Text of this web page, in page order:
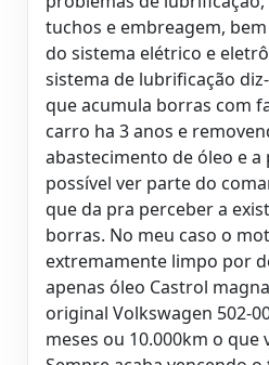
tuchos e embreagem,
do sistema elétrico e
sistema de lubrificação
que acumula borras com
carro ha 3 anos e
abastecimento de óleo e
possível ver parte do
que da pra perceber a
borras. No meu caso o
extremamente limpo por
apenas óleo Castrol
original Volkswagen 502-
meses ou 10.000km o